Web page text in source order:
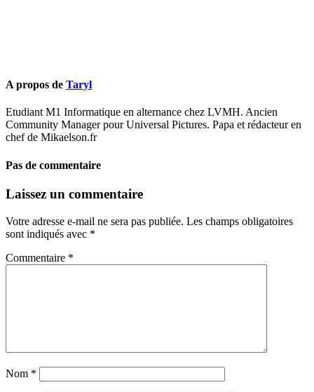
A propos de Taryl
Etudiant M1 Informatique en alternance chez LVMH. Ancien
Community Manager pour Universal Pictures. Papa et rédacteur en
chef de Mikaelson.fr
Pas de commentaire
Laissez un commentaire
Votre adresse e-mail ne sera pas publiée. Les champs obligatoires
sont indiqués avec *
Commentaire *
Nom *